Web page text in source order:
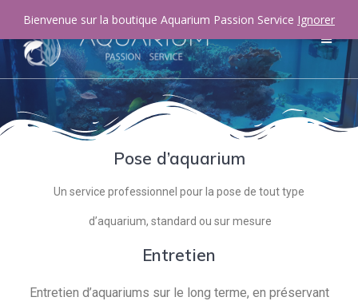
Pose d’aquarium
Un service professionnel pour la pose de tout type
d’aquarium, standard ou sur mesure
Entretien
Entretien d’aquariums sur le long terme, en préservant
Bienvenue sur la boutique Aquarium Passion Service Ignorer